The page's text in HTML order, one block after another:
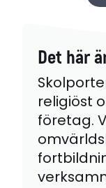
Det här
religiöst
företag.